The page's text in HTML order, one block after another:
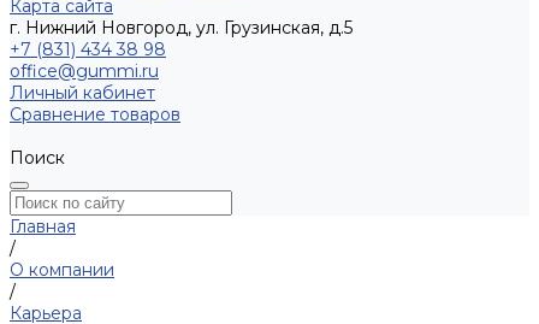
Карта сайта
г. Нижний Новгород, ул. Грузинская, д.5
+7 (831) 434 38 98
office@gummi.ru
Личный кабинет
Сравнение товаров
Поиск
Главная
/
О компании
/
Карьера